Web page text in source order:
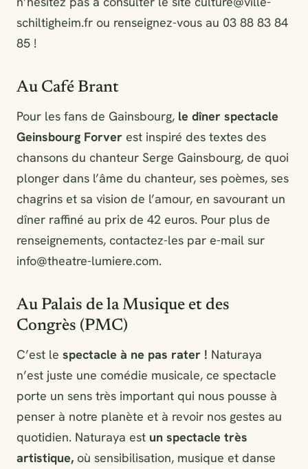
schiltigheim.fr ou renseignez-vous au 03 88 83 84
85 !
Au Café Brant
Pour les fans de Gainsbourg, le dîner spectacle
Geinsbourg Forver est inspiré des textes des
chansons du chanteur Serge Gainsbourg, de quoi
plonger dans l’âme du chanteur, ses poèmes, ses
chagrins et sa vision de l’amour, en savourant un
dîner raffiné au prix de 42 euros. Pour plus de
renseignements, contactez-les par e-mail sur
info@theatre-lumiere.com.
Au Palais de la Musique et des
Congrès (PMC)
C’est le spectacle à ne pas rater ! Naturaya
n’est juste une comédie musicale, ce spectacle
porte un sens très important qui nous pousse à
penser à notre planète et à revoir nos gestes au
quotidien. Naturaya est un spectacle très
artistique, où sensibilisation, musique et danse